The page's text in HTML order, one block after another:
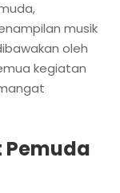
musik
oleh
kegiatan